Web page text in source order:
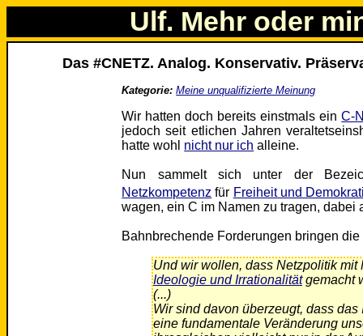
Ulf. Mehr oder
Das #CNETZ. Analog. Konservativ.
Kategorie: Meine unqualifizierte Meinung
Wir hatten doch bereits einstmals einC-
jedoch seit etlichen Jahren
hatte wohl nicht nur ich alleine.
Nun sammelt sich unter der
Netzkompetenz für Freiheit und
wagen, ein C im Namen zu tragen, dabei
Bahnbrechende Forderungen bringen
Und wir wollen, dass Netzpolitik
Ideologie und Irrationalitätgemacht
(...)
Wir sind davon überzeugt, dass
eine fundamentale Veränderung